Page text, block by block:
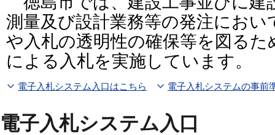
測量及び設計業務等の発注におい
や入札の透明性の確保等を図る
による入札を実施しています。
電子入札システム入口はこちら 電子入札システムの事前
電子入札システム入口